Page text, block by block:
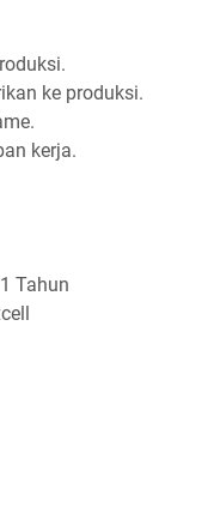
ke produksi.
kerja.
Tahun